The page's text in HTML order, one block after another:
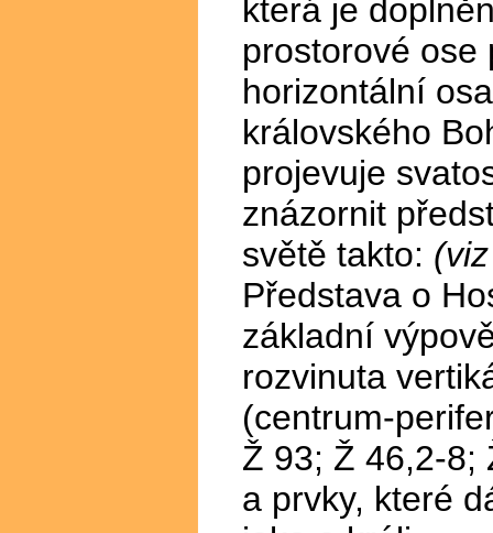
která je
prostorové ose
horizontální
královského
projevuje
znázornit
světě takto:
Představa o
základní
rozvinuta
(centrum-
Ž 93; Ž 46,2-8;
a prvky, které